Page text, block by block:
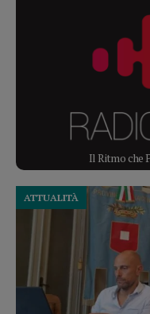
Il Ritmo che
ATTUALITÀ